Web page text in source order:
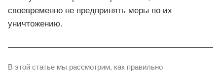
своевременно не предпринять меры по их
уничтожению.
В этой статье мы рассмотрим, как правильно